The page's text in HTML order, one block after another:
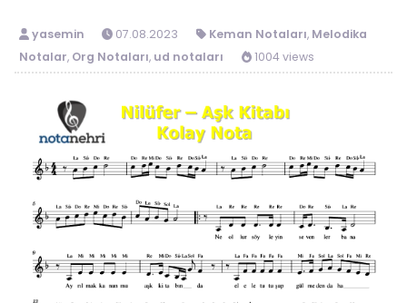
yasemin 07.08.2023 Keman Notaları, Melodika
Notalar, Org Notaları, ud notaları 1004 views